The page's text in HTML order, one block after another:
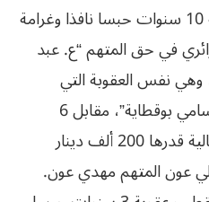
كما وقع رئيس القطب عقوبة 10 سنوات حبسا نافذا وغرامة
دينار جزائري في حق المتهم “ع. عبد
وهي نفس العقوبة التي
أصدرها في حق المستثمر “سامي بوقطاية”، مقابل 6
سنوات حبسا نافذا وغرامة مالية قدرها 200 ألف دينار
عون المتهم مهدي عون.